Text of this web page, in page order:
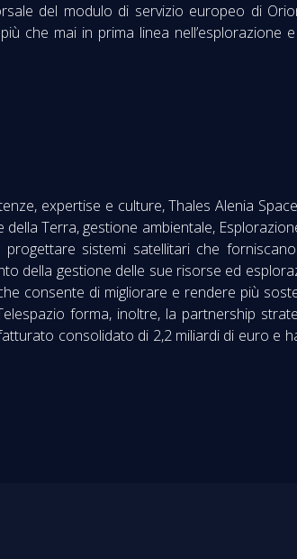
del modulo di servizio europeo di
che mai in prima linea nell’esplorazione
expertise e culture, Thales Alenia
Terra, gestione ambientale,
sistemi satellitari che
della gestione delle sue risorse ed
consente di migliorare e rendere più
forma, inoltre, la partnership
consolidato di 2,2 miliardi di euro e